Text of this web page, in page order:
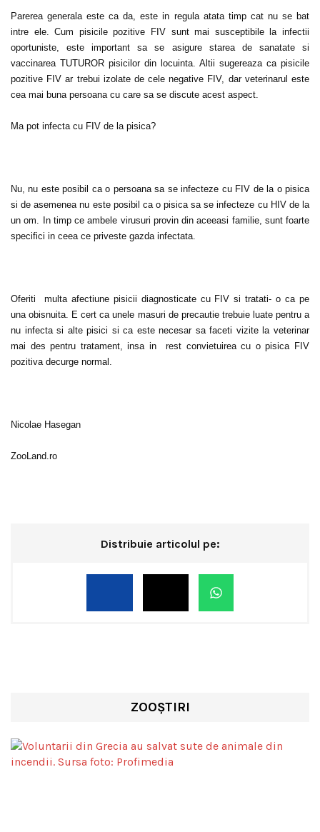
Parerea generala este ca da, este in regula atata timp cat nu se bat
intre ele. Cum pisicile pozitive FIV sunt mai susceptibile la infectii
oportuniste, este important sa se asigure starea de sanatate si
vaccinarea TUTUROR pisicilor din locuinta. Altii sugereaza ca pisicile
pozitive FIV ar trebui izolate de cele negative FIV, dar veterinarul este
cea mai buna persoana cu care sa se discute acest aspect.
Ma pot infecta cu FIV de la pisica?
Nu, nu este posibil ca o persoana sa se infecteze cu FIV de la o pisica
si de asemenea nu este posibil ca o pisica sa se infecteze cu HIV de la
un om. In timp ce ambele virusuri provin din aceeasi familie, sunt foarte
specifici in ceea ce priveste gazda infectata.
Oferiti multa afectiune pisicii diagnosticate cu FIV si tratati- o ca pe
una obisnuita. E cert ca unele masuri de precautie trebuie luate pentru a
nu infecta si alte pisici si ca este necesar sa faceti vizite la veterinar
mai des pentru tratament, insa in rest convietuirea cu o pisica FIV
pozitiva decurge normal.
Nicolae Hasegan
ZooLand.ro
Distribuie articolul pe:
ZOOȘTIRI